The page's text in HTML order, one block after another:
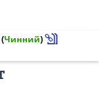
(Чинний)